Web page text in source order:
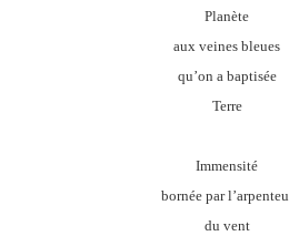
Planète
aux veines bleues
qu’on a baptisée
Terre
Immensité
bornée par
du vent